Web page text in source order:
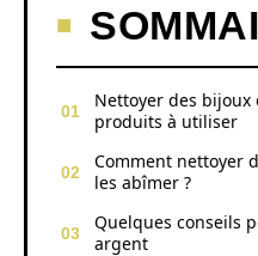
Nettoyer des bijoux
produits à utiliser
Comment nettoyer
les abîmer ?
Quelques conseils
argent